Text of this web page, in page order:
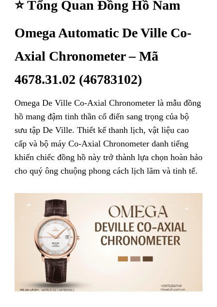
⭐ Tổng Quan Đồng Hồ Nam
Omega Automatic De Ville Co-
Axial Chronometer – Mã
4678.31.02 (46783102)
Omega De Ville Co-Axial Chronometer là mẫu đồng
hồ mang đậm tinh thần cổ điển sang trọng của bộ
sưu tập De Ville. Thiết kế thanh lịch, vật liệu cao
cấp và bộ máy Co-Axial Chronometer danh tiếng
khiến chiếc đồng hồ này trở thành lựa chọn hoàn hảo
cho quý ông chuộng phong cách lịch lãm và tinh tế.